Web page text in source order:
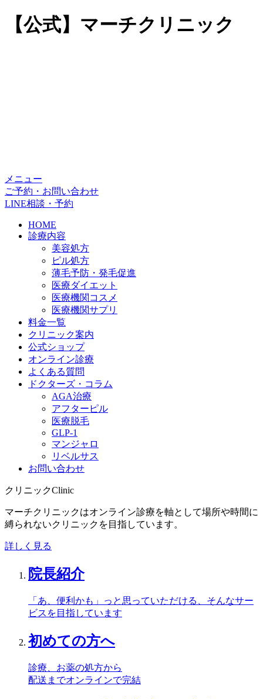
【公式】マーチクリニック
メニュー
ご予約・お問い合わせ
LINE相談・予約
HOME
診療内容
美容処方
ピル処方
薄毛予防・発毛促進
医療ダイエット
医療機関コスメ
医療機関サプリ
料金一覧
クリニック案内
公式ショップ
オンライン診療
よくある質問
ドクターズ・コラム
AGA治療
アフターピル
医療脱毛
GLP-1
マンジャロ
リベルサス
お問い合わせ
クリニックClinic
マーチクリニックはオンライン診療を軸として場所や時間に
縛られないクリニックを目指しています。
詳しく見る
院長紹介
「あ、便利かも」っと思っていただける、そんなサー
ビスを目指しています
初めての方へ
診療、お薬の処方から
配送までオンラインで完結